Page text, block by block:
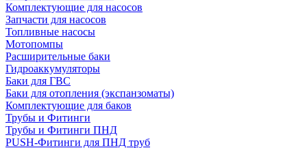
Комплектующие для насосов
Запчасти для насосов
Топливные насосы
Мотопомпы
Расширительные баки
Гидроаккумуляторы
Баки для ГВС
Баки для отопления (экспанзоматы)
Комплектующие для баков
Трубы и Фитинги
Трубы и Фитинги ПНД
PUSH-Фитинги для ПНД труб